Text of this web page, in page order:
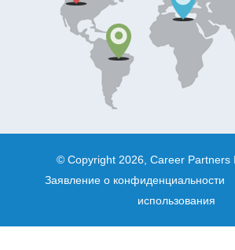
© Copyright 2026, Career Partners
Заявление о конфиденциальности
использования